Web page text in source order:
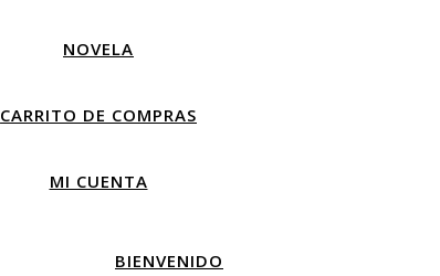
NOVELA
CARRITO DE COMPRAS
MI CUENTA
BIENVENIDO